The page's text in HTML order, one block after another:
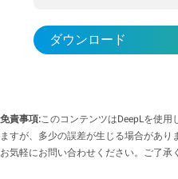
ダウンロード
免責事項:このコンテンツはDeepLを使
ますが、多少の誤差が生じる場合があり
お気軽にお問い合わせください。ご了承